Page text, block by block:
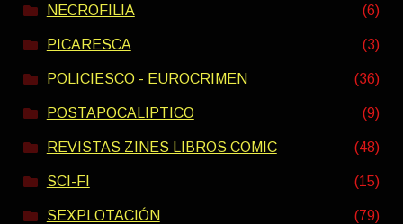
NECROFILIA (6)
PICARESCA (3)
POLICIESCO - EUROCRIMEN (36)
POSTAPOCALIPTICO (9)
REVISTAS ZINES LIBROS COMIC (48)
SCI-FI (15)
SEXPLOTACIÓN (79)